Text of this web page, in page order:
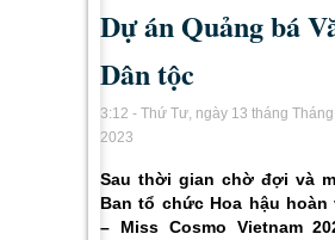
Dự án Quảng bá
Dân tộc
3:12 - Thứ Tư, ngày 13 tháng
2023
Sau thời gian chờ đợi và
Ban tổ chức Hoa hậu hoàn
– Miss Cosmo Vietnam